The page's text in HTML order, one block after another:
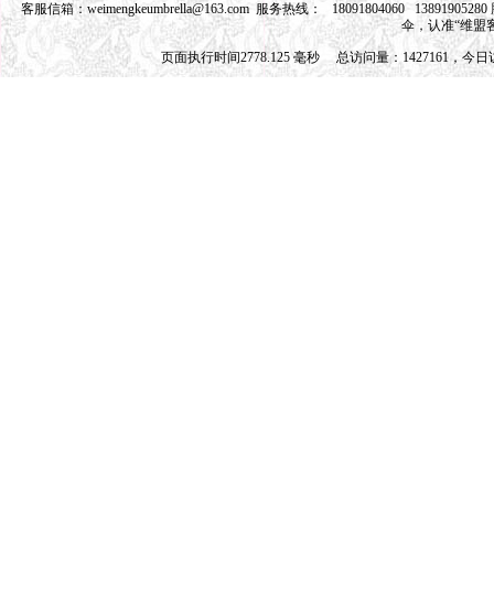
客服信箱： weimengkeumbrella@163.com 服务热线： 18091804060
伞，认准“维
页面执行时间2778.125 毫秒 总访问量：1427161，今日